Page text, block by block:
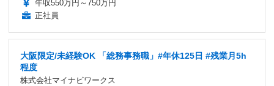
年収550万円～750万円
正社員
大阪限定/未経験OK 「総務事務職」#年休125日 #残業月5h
程度
株式会社マイナビワークス